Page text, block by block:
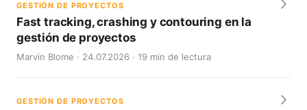
GESTIÓN DE PROYECTOS
Fast tracking, crashing y contouring en la
gestión de proyectos
Marvin Blome · 24.07.2026 · 19 min de lectura
GESTIÓN DE PROYECTOS